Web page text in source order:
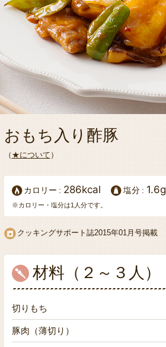
おもち入り酢豚
（ ★について ）
カロリー 286kcal 塩分 1.6g
※カロリー・塩分は1人分です。
クッキングサポート誌2015年01月号掲載
材料（２～３人）
切りもち
豚肉（薄切り）